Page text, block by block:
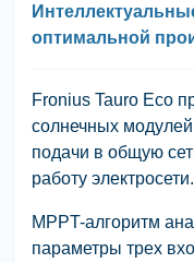
оптимальной
Fronius Tauro Eco
солнечных
подачи в общую
работу электросети.
MPPT-алгоритм
параметры трех